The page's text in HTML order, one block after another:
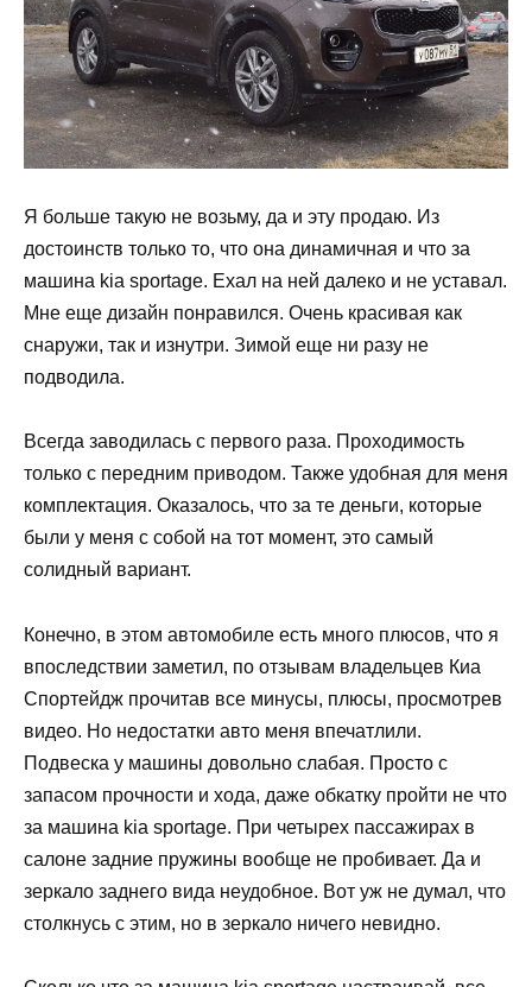
Я больше такую не возьму, да и эту продаю. Из
достоинств только то, что она динамичная и что за
машина kia sportage. Ехал на ней далеко и не уставал.
Мне еще дизайн понравился. Очень красивая как
снаружи, так и изнутри. Зимой еще ни разу не
подводила.
Всегда заводилась с первого раза. Проходимость
только с передним приводом. Также удобная для меня
комплектация. Оказалось, что за те деньги, которые
были у меня с собой на тот момент, это самый
солидный вариант.
Конечно, в этом автомобиле есть много плюсов, что я
впоследствии заметил, по отзывам владельцев Киа
Спортейдж прочитав все минусы, плюсы, просмотрев
видео. Но недостатки авто меня впечатлили.
Подвеска у машины довольно слабая. Просто с
запасом прочности и хода, даже обкатку пройти не что
за машина kia sportage. При четырех пассажирах в
салоне задние пружины вообще не пробивает. Да и
зеркало заднего вида неудобное. Вот уж не думал, что
столкнусь с этим, но в зеркало ничего невидно.